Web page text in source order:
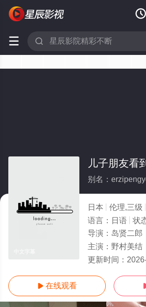

 
日本 伦理,三级
语言： 日语 状
导演： 岛贤二郎
主演： 野村美结
更新时间：
 在线观看